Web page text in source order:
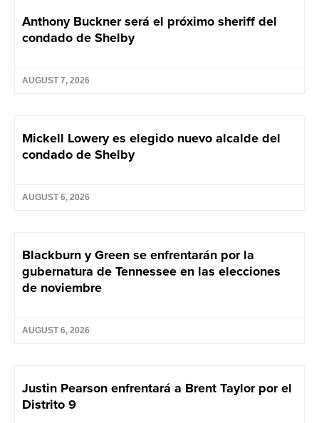
Anthony Buckner será el próximo sheriff del
condado de Shelby
AUGUST 7, 2026
Mickell Lowery es elegido nuevo alcalde del
condado de Shelby
AUGUST 6, 2026
Blackburn y Green se enfrentarán por la
gubernatura de Tennessee en las elecciones
de noviembre
AUGUST 6, 2026
Justin Pearson enfrentará a Brent Taylor por el
Distrito 9